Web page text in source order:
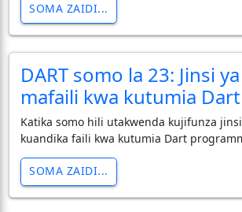
SOMA ZAIDI...
DART somo la 23: Jinsi
mafaili kwa kutumia Dart
Katika somo hili utakwenda kujifunza
kuandika faili kwa kutumia Dart
SOMA ZAIDI...